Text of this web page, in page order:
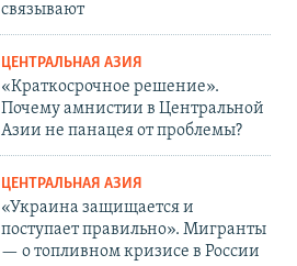
связывают
ЦЕНТРАЛЬНАЯ АЗИЯ
«Краткосрочное решение».
Почему амнистии в Центральной
Азии не панацея от проблемы?
ЦЕНТРАЛЬНАЯ АЗИЯ
«Украина защищается и
поступает правильно». Мигранты
— о топливном кризисе в России